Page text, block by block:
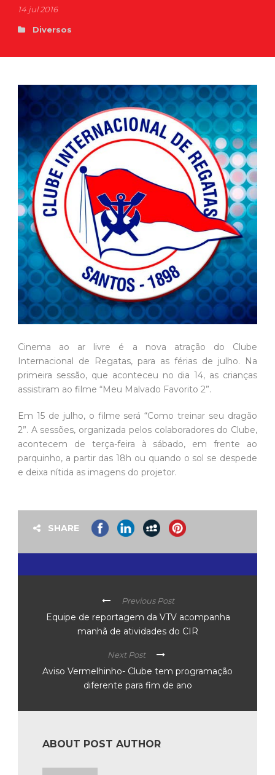
14 jul 2016
Diversos
Cinema ao ar livre é a nova atração do Clube
Internacional de Regatas, para as férias de julho. Na
primeira sessão, que aconteceu no dia 14, as crianças
assistiram ao filme “Meu Malvado Favorito 2”.
Em 15 de julho, o filme será “Como treinar seu dragão
2”. A sessões, organizada pelos colaboradores do Clube,
acontecem de terça-feira à sábado, em frente ao
parquinho, a partir das 18h ou quando o sol se despede
e deixa nítida as imagens do projetor.
SHARE
Previous Post
Equipe de reportagem da VTV acompanha
manhã de atividades do CIR
Next Post
Aviso Vermelhinho- Clube tem programação
diferente para fim de ano
ABOUT POST AUTHOR